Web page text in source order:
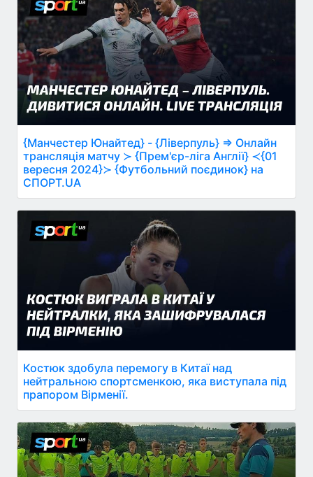
{Манчестер Юнайтед} - {Ліверпуль} ⇒ Онлайн
трансляція матчу ≻ {Прем'єр-ліга Англії} ≺{01
вересня 2024}≻ {Футбольний поєдинок} на
СПОРТ.UA
Костюк здобула перемогу в Китаї над
нейтральною спортсменкою, яка виступала під
прапором Вірменії.